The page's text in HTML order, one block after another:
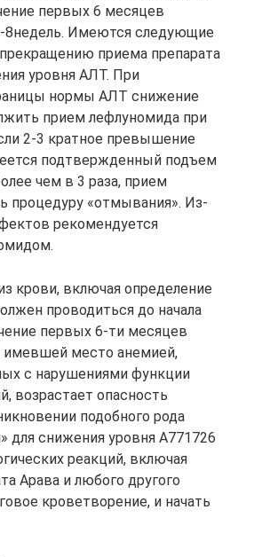
первых 6 месяцев
8недель. Имеются следующие
приема препарата
уровня АЛТ. При
нормы АЛТ снижение
прием лефлуномида при
2-3 кратное превышение
подтвержденный подъем
чем в 3 раза, прием
процедуру «отмывания». Из-
рекомендуется
крови, включая определение
проводиться до начала
первых 6-ти месяцев
имевшей место анемией,
с нарушениями функции
возрастает опасность
подобного рода
для снижения уровня А771726
реакций, включая
Арава и любого другого
кроветворение, и начать